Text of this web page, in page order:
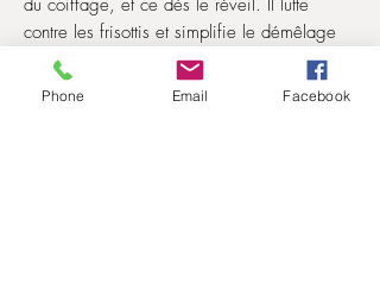
du coiffage, et ce dès le réveil. Il lutte
contre les frisottis et simplifie le démêlage
de votre chevelure. Le tout en déposant une
délicate odeur florale sur vos longueurs.
Phone Email Facebook